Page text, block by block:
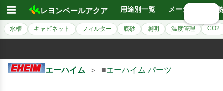
☰ レヨンベールアクア 用途別一覧 メーカー別
水槽 キャビネット フィルター 底砂 照明 温度管理 CO2
エーハイム ＞ ■エーハイム パーツ